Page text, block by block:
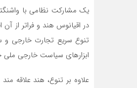
یک مشارکت نظامی با
در اقیانوس هند و فراتر از
تنوع سریع تجارت خارجی و
ابزارهای سیاست خارجی ملی
علاوه بر تنوع، هند علاقه